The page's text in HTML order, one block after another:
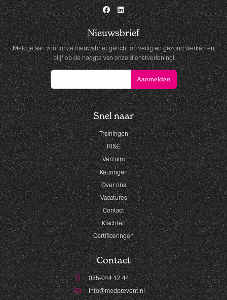
Nieuwsbrief
Meld je aan voor onze nieuwsbrief gericht op veilig en gezond werken en
blijf op de hoogte van onze dienstverlening!
Snel naar
Trainingen
RI&E
Verzuim
Keuringen
Over ons
Vacatures
Contact
Klachten
Certificeringen
Contact
085-044 12 44
info@medprevent.nl